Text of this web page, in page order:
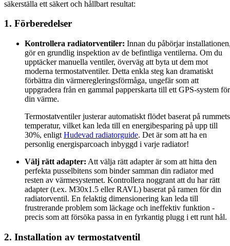
säkerställa ett säkert och hållbart resultat:
1. Förberedelser
Kontrollera radiatorventiler: Innan du påbörjar
gör en grundlig inspektion av de befintliga ventilerna. Om du
upptäcker manuella ventiler, överväg att byta ut dem mot
moderna termostatventiler. Detta enkla steg kan dramatiskt
förbättra din värmeregleringsförmåga, ungefär som att
uppgradera från en gammal papperskarta till ett GPS-system för
din värme.
Termostatventiler justerar automatiskt flödet baserat på rummets
temperatur, vilket kan leda till en energibesparing på upp till
30%, enligt Hudevad radiatorguide. Det är som att ha en
personlig energisparcoach inbyggd i varje radiator!
Välj rätt adapter: Att välja rätt adapter är som att hitta den
perfekta pusselbitens som binder samman din radiator med
resten av värmesystemet. Kontrollera noggrant att du har rätt
adapter (t.ex. M30x1.5 eller RAVL) baserat på ramen för din
radiatorventil. En felaktig dimensionering kan leda till
frustrerande problem som läckage och ineffektiv funktion -
precis som att försöka passa in en fyrkantig plugg i ett runt hål.
2. Installation av termostatventil